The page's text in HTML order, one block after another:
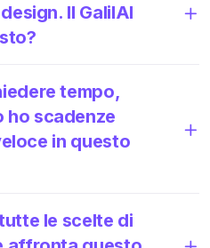
Il GalilAI
tempo,
ho scadenze
in questo
le scelte di